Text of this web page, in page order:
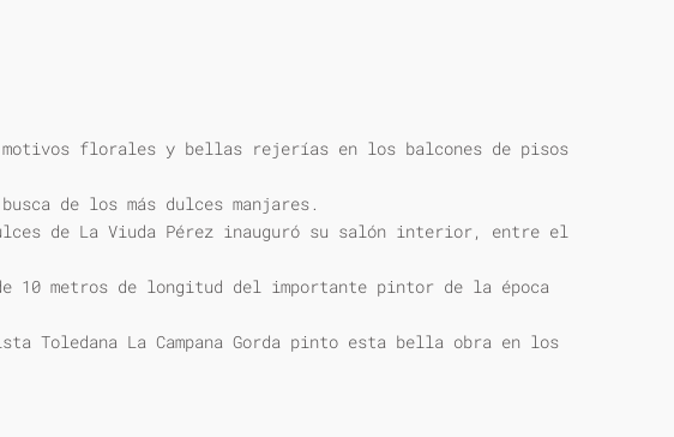
motivos florales y bellas rejerías en los balcones de pisos
de los más dulces manjares.
de La Viuda Pérez inauguró su salón interior, entre el
metros de longitud del importante pintor de la época
La Campana Gorda pinto esta bella obra en los